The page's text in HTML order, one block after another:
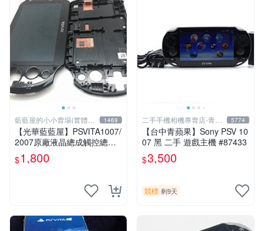
藍藍屋的小小賣場(實體店
面)
1469
【光華藍藍屋】PSVITA1007/
2007原廠液晶總成觸控總成
代客更換液晶破裂觸控不良不
能顯示通通幫您修到好~
$1,800
二手手機相機專賣店-青蘋
果3c
5774
【台中青蘋果】Sony PSV 10
07 黑 二手 遊戲主機 #87433
$3,500
競標 剩9天